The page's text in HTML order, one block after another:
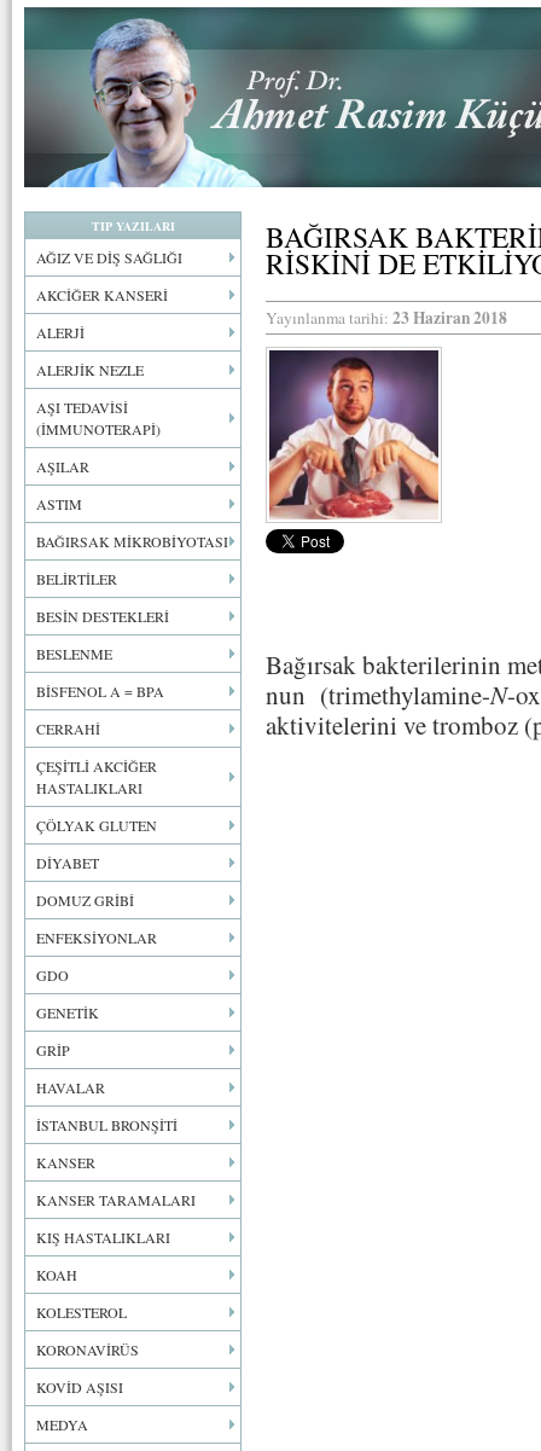
TIP YAZILARI
AĞIZ VE DİŞ SAĞLIĞI
AKCİĞER KANSERİ
ALERJİ
ALERJİK NEZLE
AŞI TEDAVİSİ
(İMMUNOTERAPİ)
AŞILAR
ASTIM
BAĞIRSAK MİKROBİYOTASI
BELİRTİLER
BESİN DESTEKLERİ
BESLENME
BİSFENOL A = BPA
CERRAHİ
ÇEŞİTLİ AKCİĞER
HASTALIKLARI
ÇÖLYAK GLUTEN
DİYABET
DOMUZ GRİBİ
ENFEKSİYONLAR
GDO
GENETİK
GRİP
HAVALAR
İSTANBUL BRONŞİTİ
KANSER
KANSER TARAMALARI
KIŞ HASTALIKLARI
KOAH
KOLESTEROL
KORONAVİRÜS
KOVİD AŞISI
MEDYA
BAĞIRSAK
RİSKİNİ DE
Yayınlanma tarihi: 23 Haziran 2018
Bağırsak bakterilerinin
nun (trimethylamine-N-
aktivitelerini ve tromboz